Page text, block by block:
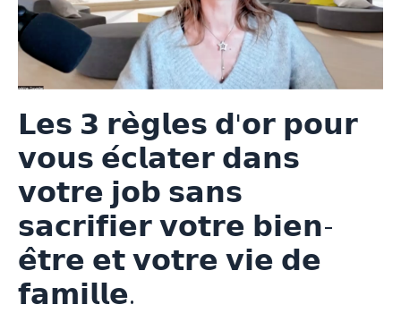
𝗟𝗲𝘀 𝟯 𝗿𝗲̀𝗴𝗹𝗲𝘀 𝗱'𝗼𝗿 𝗽𝗼𝘂𝗿
𝘃𝗼𝘂𝘀 𝗲́𝗰𝗹𝗮𝘁𝗲𝗿 𝗱𝗮𝗻𝘀
𝘃𝗼𝘁𝗿𝗲 𝗷𝗼𝗯 𝘀𝗮𝗻𝘀
𝘀𝗮𝗰𝗿𝗶𝗳𝗶𝗲𝗿 𝘃𝗼𝘁𝗿𝗲 𝗯𝗶𝗲𝗻-
𝗲̂𝘁𝗿𝗲 𝗲𝘁 𝘃𝗼𝘁𝗿𝗲 𝘃𝗶𝗲 𝗱𝗲
𝗳𝗮𝗺𝗶𝗹𝗹𝗲.